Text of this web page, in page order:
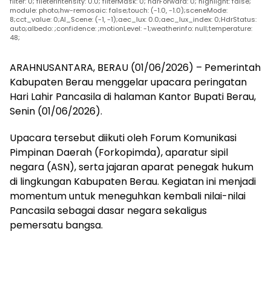
module: photo;hw-remosaic: false;touch: (-1.0, -1.0);sceneMode:
8;cct_value: 0;AI_Scene: (-1, -1);aec_lux: 0.0;aec_lux_index: 0;HdrStatus:
auto;albedo: ;confidence: ;motionLevel: -1;weatherinfo: null;temperature:
48;
ARAHNUSANTARA, BERAU (01/06/2026) – Pemerintah
Kabupaten Berau menggelar upacara peringatan
Hari Lahir Pancasila di halaman Kantor Bupati Berau,
Senin (01/06/2026).
Upacara tersebut diikuti oleh Forum Komunikasi
Pimpinan Daerah (Forkopimda), aparatur sipil
negara (ASN), serta jajaran aparat penegak hukum
di lingkungan Kabupaten Berau. Kegiatan ini menjadi
momentum untuk meneguhkan kembali nilai-nilai
Pancasila sebagai dasar negara sekaligus
pemersatu bangsa.